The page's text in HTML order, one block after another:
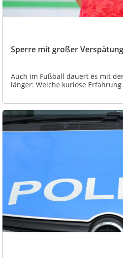
Sperre mit großer
Auch im Fußball dauert es mit
länger: Welche kuriose Erfahrung